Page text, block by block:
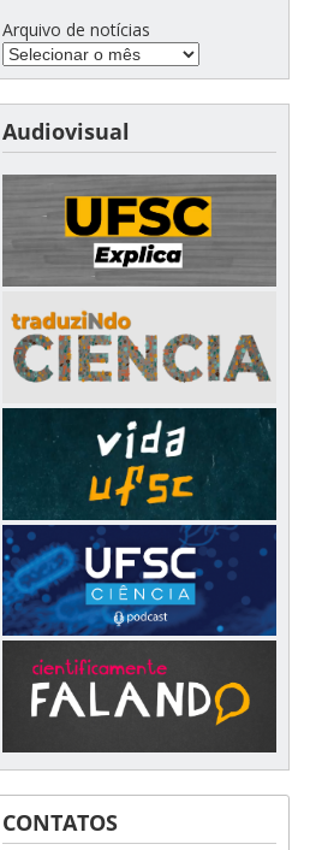
Arquivo de notícias
Audiovisual
CONTATOS